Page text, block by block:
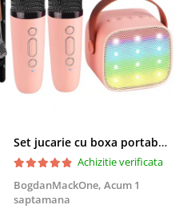
Set jucarie cu boxa portabila si 2 microfoane, Wireless, Bluetooth, Simply Joy, Karaoke, Copii si Adulti, Lumini LED RGB Dinamice, Roz
Achizitie verificata
BogdanMackOne, Acum 1
saptamana